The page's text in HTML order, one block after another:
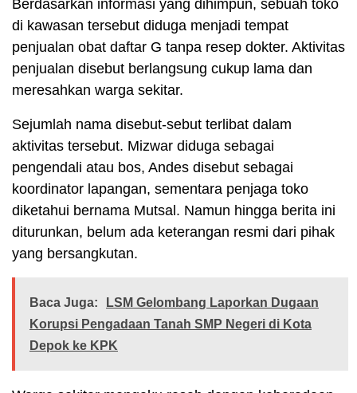
Berdasarkan informasi yang dihimpun, sebuah toko
di kawasan tersebut diduga menjadi tempat
penjualan obat daftar G tanpa resep dokter. Aktivitas
penjualan disebut berlangsung cukup lama dan
meresahkan warga sekitar.
Sejumlah nama disebut-sebut terlibat dalam
aktivitas tersebut. Mizwar diduga sebagai
pengendali atau bos, Andes disebut sebagai
koordinator lapangan, sementara penjaga toko
diketahui bernama Mutsal. Namun hingga berita ini
diturunkan, belum ada keterangan resmi dari pihak
yang bersangkutan.
Baca Juga:
LSM Gelombang Laporkan Dugaan
Korupsi Pengadaan Tanah SMP Negeri di Kota
Depok ke KPK